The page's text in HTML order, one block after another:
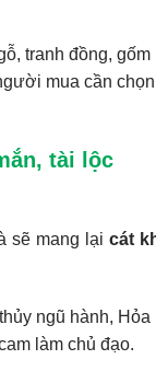
tranh đồng, gốm
mua cần chọn
tài lộc
sẽ mang lại cát
ngũ hành, Hỏa
làm chủ đạo.